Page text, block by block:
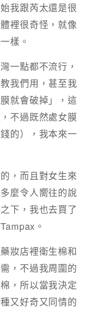
我跟芮太還是很
裡很奇怪，就像
樣。
一點都不流行，
我們用，甚至我
就會破掉」，這
不過既然處女膜
的），我本來一
，而且對女生來
麼令人嚮往的說
下，我也去買了
。
妝店裡衛生棉和
，不過我周圍的
，所以當我決定
又好奇又同情的